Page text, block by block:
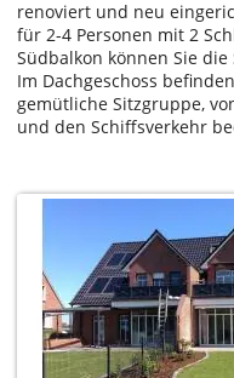
renoviert und neu
für 2-4 Personen mit 2
Südbalkon können Sie
Im Dachgeschoss
gemütliche Sitzgruppe,
und den Schiffsverkehr